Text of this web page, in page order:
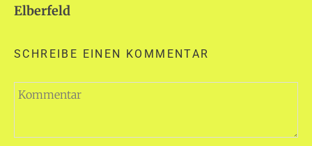
Elberfeld
SCHREIBE EINEN KOMMENTAR